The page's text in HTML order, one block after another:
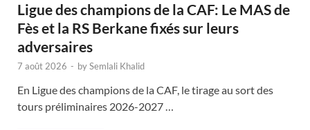
Ligue des champions de la CAF: Le MAS de
Fès et la RS Berkane fixés sur leurs
adversaires
7 août 2026 - bySemlali Khalid
En Ligue des champions de la CAF, le tirage au sort des
tours préliminaires 2026-2027 …